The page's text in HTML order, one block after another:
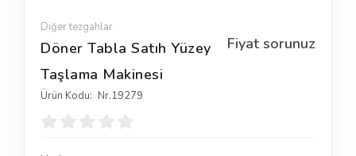
Diğer tezgahlar
Fiyat sorunuz
Döner Tabla Satıh Yüzey
Taşlama Makinesi
Ürün Kodu: Nr.19279